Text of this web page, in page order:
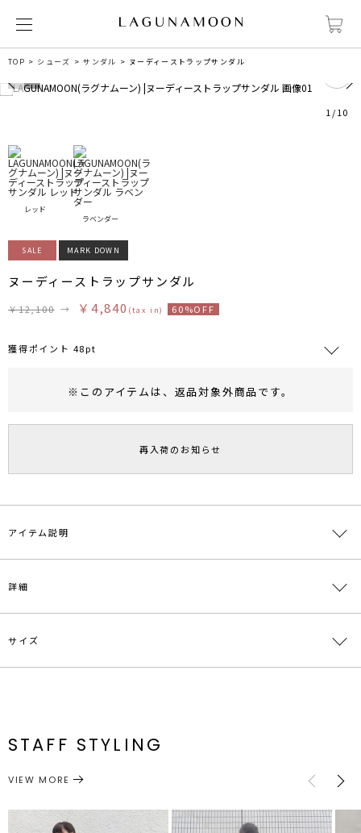
TOP シューズ サンダル ヌーディーストラップサンダル
1 /10
レッド
ラベンダー
SALE MARK DOWN
ヌーディーストラップサンダル
￥12,100 → ￥4,840 (tax in) 60%OFF
獲得ポイント 48pt
旧 MS PASSPORTポイント
48ポイント獲得
ポイントについて
※このアイテムは、 返品対象外商品です。
再入荷のお知らせ
アイテム説明
華奢なストラップ使いのサンダル。
女性らしいニュアンスを加えるスタイリングがオススメ。
ヒール：6センチ
詳細
素材
シューズ サンダル
サイズ
S
0.2cm
センチ：[XS]22.0～22.5cm[S]23.0～23.5cm[M]24.0～24.5cm
サイズガイド
STAFF STYLING
VIEW MORE